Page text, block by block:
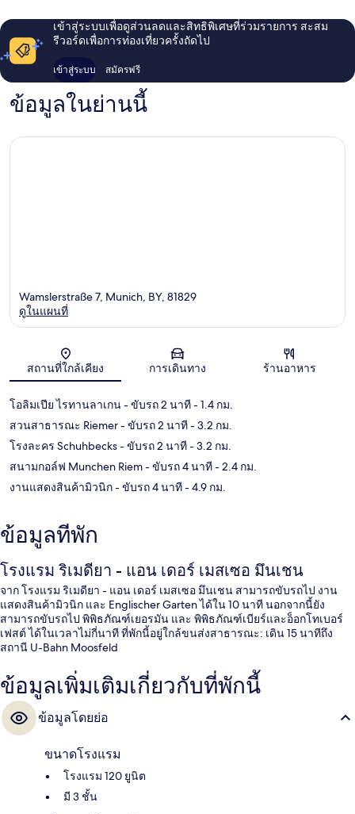
เข้าสู่ระบบเพื่อดูส่วนลดและสิทธิพิเศษที่ร่วมรายการ สะสม
รีวอร์ดเพื่อการท่องเที่ยวครั้งถัดไป
เข้าสู่ระบบ สมัครฟรี
ข้อมูลในย่านนี้
แผนที่
Wamslerstraße 7, Munich, BY, 81829
ดูในแผนที่
สถานที่ใกล้เคียง การเดินทาง ร้านอาหาร
โอลิมเปีย ไรทานลาเกน- ขับรถ 2 นาที- 1.4 กม.
สวนสาธารณะ Riemer- ขับรถ 2 นาที- 3.2 กม.
โรงละคร Schuhbecks- ขับรถ 2 นาที- 3.2 กม.
สนามกอล์ฟ Munchen Riem- ขับรถ 4 นาที- 2.4 กม.
งานแสดงสินค้ามิวนิก- ขับรถ 4 นาที- 4.9 กม.
ข้อมูลที่พัก
โรงแรม ริเมดียา - แอน เดอร์ เมสเซอ มึนเชน
จาก โรงแรม ริเมดียา - แอน เดอร์ เมสเซอ มึนเชน สามารถขับรถไป งาน
แสดงสินค้ามิวนิก และ Englischer Garten ได้ใน 10 นาที นอกจากนี้ยัง
สามารถขับรถไป พิพิธภัณฑ์เยอรมัน และ พิพิธภัณฑ์เบียร์และอ็อกโทเบอร์
เฟสต์ ได้ในเวลาไม่กี่นาที ที่พักนี้อยู่ใกล้ขนส่งสาธารณะ: เดิน 15 นาทีถึง
สถานี U-Bahn Moosfeld
ข้อมูลเพิ่มเติมเกี่ยวกับที่พักนี้
ข้อมูลโดยย่อ
ขนาดโรงแรม
โรงแรม 120 ยูนิต
มี 3 ชั้น